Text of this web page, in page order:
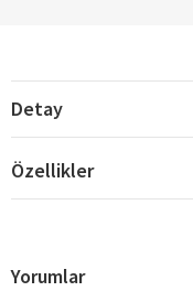
Detay
Özellikler
Yorumlar